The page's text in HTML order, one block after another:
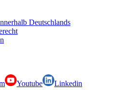
Deutschlands
Youtube
Linkedin